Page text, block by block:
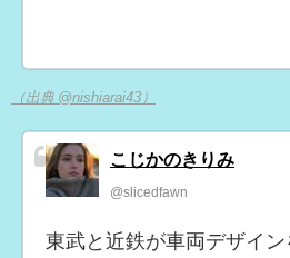
（出典 @nishiarai43）
こじかのきりみ
@slicedfawn
東武と近鉄が車両デザイ